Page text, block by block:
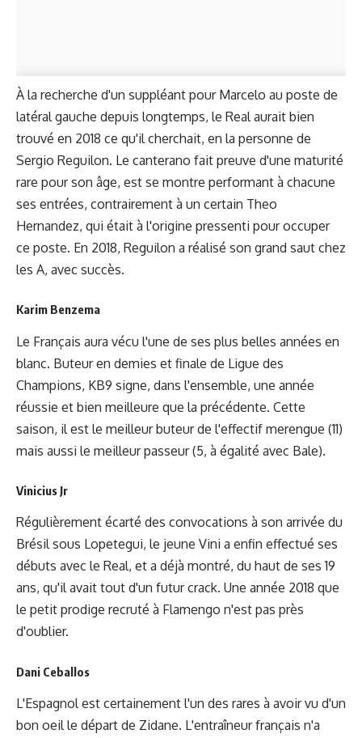
À la recherche d'un suppléant pour Marcelo au poste de
latéral gauche depuis longtemps, le Real aurait bien
trouvé en 2018 ce qu'il cherchait, en la personne de
Sergio Reguilon. Le canterano fait preuve d'une maturité
rare pour son âge, est se montre performant à chacune
ses entrées, contrairement à un certain Theo
Hernandez, qui était à l'origine pressenti pour occuper
ce poste. En 2018, Reguilon a réalisé son grand saut chez
les A, avec succès.
Karim Benzema
Le Français aura vécu l'une de ses plus belles années en
blanc. Buteur en demies et finale de Ligue des
Champions, KB9 signe, dans l'ensemble, une année
réussie et bien meilleure que la précédente. Cette
saison, il est le meilleur buteur de l'effectif merengue (11)
mais aussi le meilleur passeur (5, à égalité avec Bale).
Vinicius Jr
Régulièrement écarté des convocations à son arrivée du
Brésil sous Lopetegui, le jeune Vini a enfin effectué ses
débuts avec le Real, et a déjà montré, du haut de ses 19
ans, qu'il avait tout d'un futur crack. Une année 2018 que
le petit prodige recruté à Flamengo n'est pas près
d'oublier.
Dani Ceballos
L'Espagnol est certainement l'un des rares à avoir vu d'un
bon oeil le départ de Zidane. L'entraîneur français n'a